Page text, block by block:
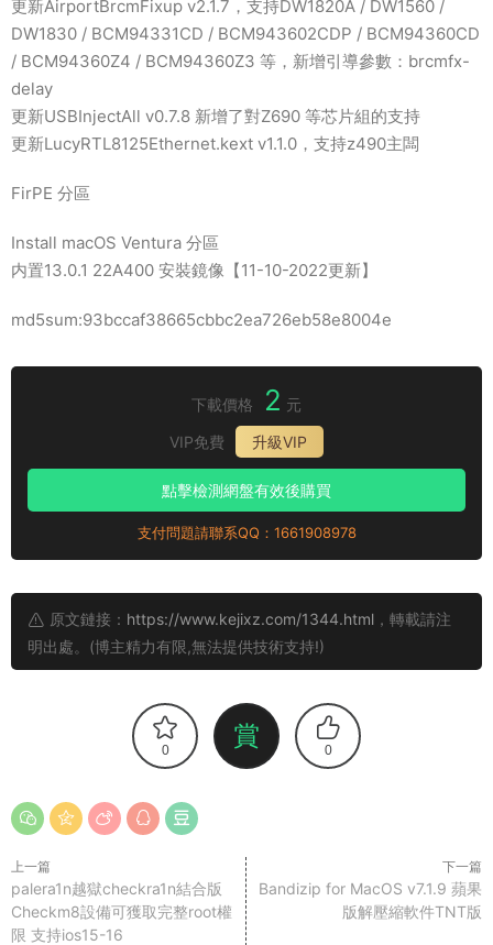
更新AirportBrcmFixup v2.1.7，支持DW1820A / DW1560 /
DW1830 / BCM94331CD / BCM943602CDP / BCM94360CD
/ BCM94360Z4 / BCM94360Z3 等，新增引導參數：brcmfx-
delay
更新USBInjectAll v0.7.8 新增了對Z690 等芯片組的支持
更新LucyRTL8125Ethernet.kext v1.1.0，支持z490主闆
FirPE 分區
Install macOS Ventura 分區
内置13.0.1 22A400 安裝鏡像【11-10-2022更新】
md5sum:93bccaf38665cbbc2ea726eb58e8004e
下載價格 2 元
VIP免費
升級VIP
點擊檢測網盤有效後購買
支付問題請聯系QQ：1661908978
原文鏈接： https://www.kejixz.com/1344.html ，轉載請注
明出處。(博主精力有限,無法提供技術支持!)
0 賞 0
上一篇
palera1n越獄checkra1n結合版
Checkm8設備可獲取完整root權
限 支持ios15-16
下一篇
Bandizip for MacOS v7.1.9 蘋果
版解壓縮軟件TNT版